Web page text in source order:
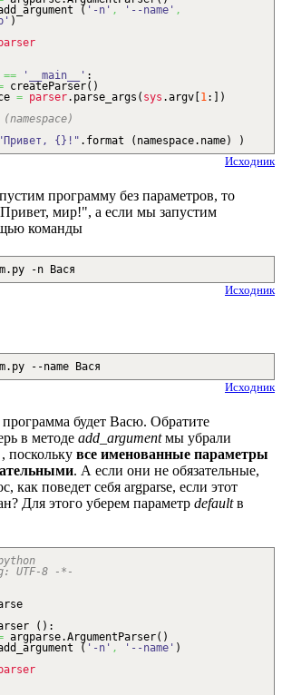
( '-n' , '--name' ,
)
== '__main__' :
createParser( )
= parser. parse_args ( sys .argv [1: ] )
"Привет, {}!" . format ( namespace. name) )
Исходник
программу без параметров, то
мир!", а если мы запустим
команды
-n Вася
Исходник
--name Вася
Исходник
программа будет Васю. Обратите
в методе add_argumentмы убрали
, поскольку все именованные параметры
. А если они не обязательные,
как поведет себя argparse, если этот
Для этого уберем параметр defaultв
UTF-8 -*-
( ) :
argparse.ArgumentParser( )
( '-n' , '--name' )